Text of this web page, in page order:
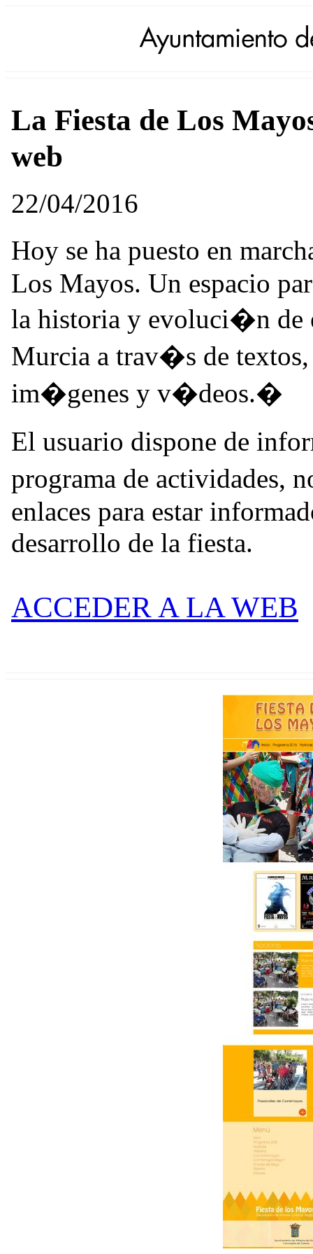
La Fiesta de Los
web
22/04/2016
Hoy se ha puesto en
Los Mayos. Un espacio
la historia y evoluci�n de
Murcia a trav�s de textos,
im�genes y v�deos.�
El usuario dispone de
programa de actividades,
enlaces para estar
desarrollo de la fiesta.
ACCEDER A LA WEB